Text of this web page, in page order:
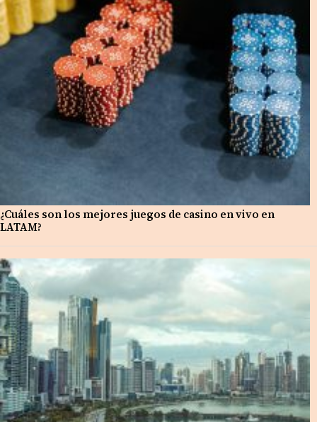
¿Cuáles son los mejores juegos de casino en vivo en
LATAM?